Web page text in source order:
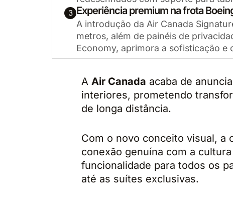
3 Experiência premium na frota
A introdução da Air Canada
metros, além de painéis de
Economy, aprimora a sofisticação
A Air Canada acaba de
interiores, prometendo
de longa distância.
Com o novo conceito visual, a
conexão genuína com a
funcionalidade para todos os
até as suítes exclusivas.